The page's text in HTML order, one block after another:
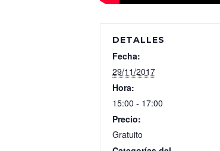
DETALLES
Fecha:
29/11/2017
Hora:
15:00 - 17:00
Precio:
Gratuito